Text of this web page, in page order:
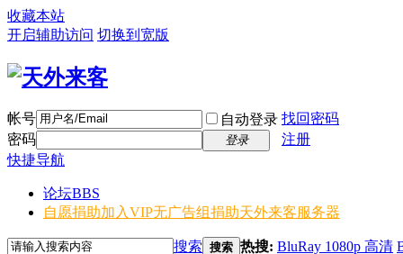
收藏本站
开启辅助访问 切换到宽版
帐号 自动登录 找回密码
密码
登录
注册
快捷导航
论坛BBS
自愿捐助加入VIP无广告组捐助天外来客服务器
搜索 搜索 热搜: BluRay 1080p 高清